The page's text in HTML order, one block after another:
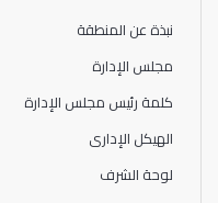
نبذة عن المنطقة
مجلس الإدارة
كلمة رئيس مجلس الإدارة
الهيكل الإدارى
لوحة الشرف